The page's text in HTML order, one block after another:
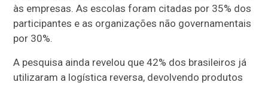
às empresas. As escolas foram citadas por 35% dos
participantes e as organizações não governamentais
por 30%.
A pesquisa ainda revelou que 42% dos brasileiros já
utilizaram a logística reversa, devolvendo produtos